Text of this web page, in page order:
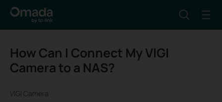
How Can I Connect My VIGI
Camera to a NAS?
VIGI Camera